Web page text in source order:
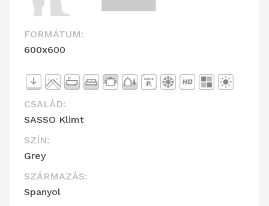
FORMÁTUM:
600x600
CSALÁD:
SASSO Klimt
SZÍN:
Grey
SZÁRMAZÁS:
Spanyol